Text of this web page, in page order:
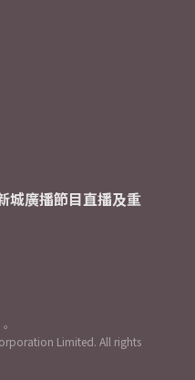
城廣播節目直播及重
Limited. All rights